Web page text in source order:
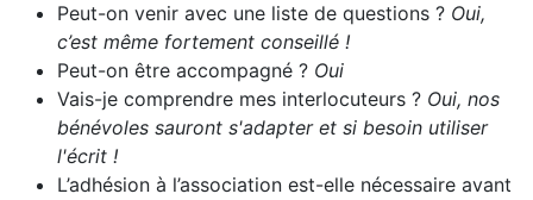
Peut-on venir avec une liste de questions ? Oui,
c’est même fortement conseillé !
Peut-on être accompagné ? Oui
Vais-je comprendre mes interlocuteurs ? Oui, nos
bénévoles sauront s'adapter et si besoin utiliser
l'écrit !
L’adhésion à l’association est-elle nécessaire avant